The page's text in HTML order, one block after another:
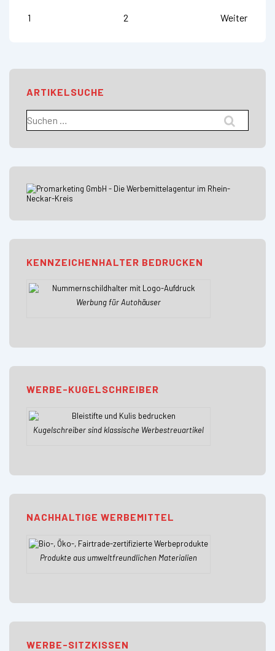
Seitennummerierung
1 2 Weiter
ARTIKELSUCHE
Suchen
nach:
KENNZEICHENHALTER BEDRUCKEN
Werbung für Autohäuser
WERBE-KUGELSCHREIBER
Kugelschreiber sind klassische Werbestreuartikel
NACHHALTIGE WERBEMITTEL
Produkte aus umweltfreundlichen Materialien
WERBE-SITZKISSEN